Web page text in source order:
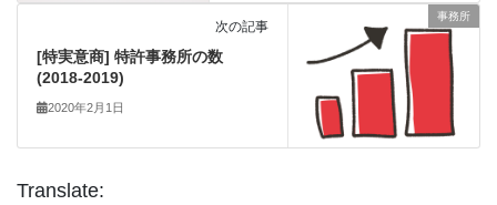
事務所
次の記事
[特実意商] 特許事務所の数
(2018-2019)
2020年2月1日
Translate: